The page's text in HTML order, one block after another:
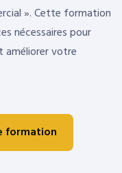
». Cette formation
nécessaires pour
améliorer votre
formation